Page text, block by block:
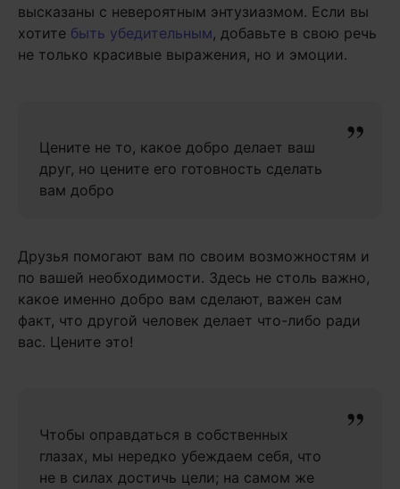
высказаны с невероятным энтузиазмом. Если вы
хотите быть убедительным, добавьте в свою речь
не только красивые выражения, но и эмоции.
Цените не то, какое добро делает ваш
друг, но цените его готовность сделать
вам добро
Друзья помогают вам по своим возможностям и
по вашей необходимости. Здесь не столь важно,
какое именно добро вам сделают, важен сам
факт, что другой человек делает что-либо ради
вас. Цените это!
Чтобы оправдаться в собственных
глазах, мы нередко убеждаем себя, что
не в силах достичь цели; на самом же